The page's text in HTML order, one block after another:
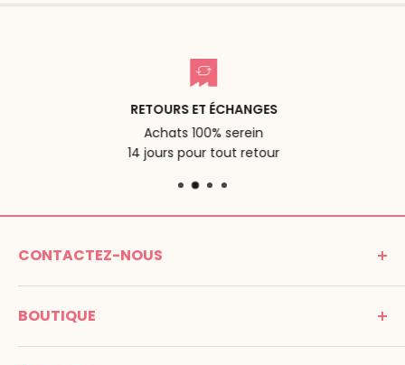
RETOURS ET ÉCHANGES
Achats 100% serein
14 jours pour tout retour
CONTACTEZ-NOUS
MONTESSORI SPIRIT
Promenade Jean Dalba
BOUTIQUE
C G V